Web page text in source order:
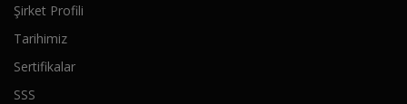
Şirket Profili
Tarihimiz
Sertifikalar
SSS